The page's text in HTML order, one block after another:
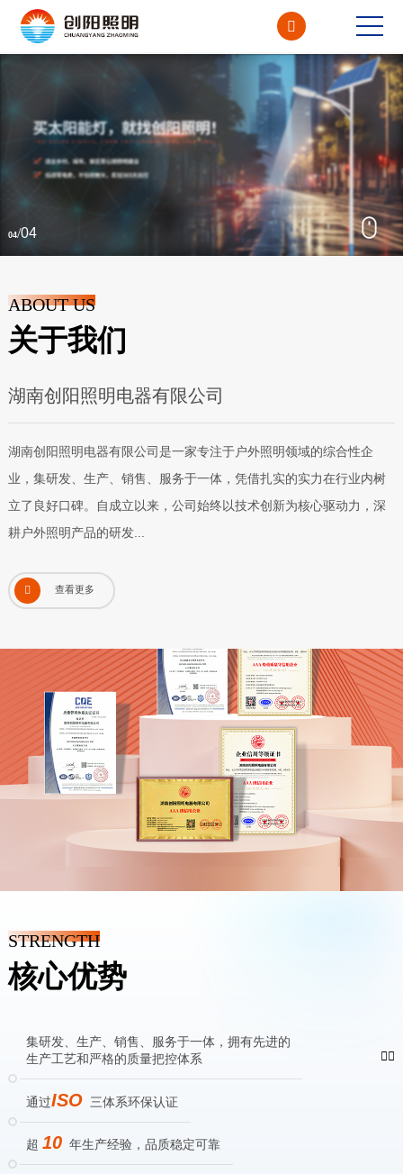

CN<
04/04
ABOUT US
关于我们
湖南创阳照明电器有限公司
湖南创阳照明电器有限公司是一家专注于户外照明领域的综合性企
业，集研发、生产、销售、服务于一体，凭借扎实的实力在行业内树
立了良好口碑。自成立以来，公司始终以技术创新为核心驱动力，深
耕户外照明产品的研发...
 查看更多
STRENGTH
核心优势
集研发、生产、销售、服务于一体，拥有先进的
生产工艺和严格的质量把控体系
通过ISO 三体系环保认证
超 10 年生产经验，品质稳定可靠
 